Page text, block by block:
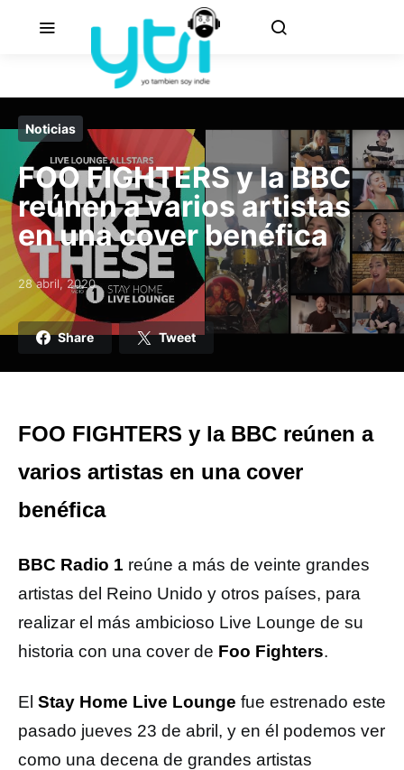
Noticias
FOO FIGHTERS y la BBC
reúnen a varios artistas
en una cover benéfica
Posted on
28 abril, 2020
Share Tweet
FOO FIGHTERS y la BBC reúnen a
varios artistas en una cover
benéfica
BBC Radio 1 reúne a más de veinte grandes
artistas del Reino Unido y otros países, para
realizar el más ambicioso Live Lounge de su
historia con una cover de Foo Fighters.
El Stay Home Live Lounge fue estrenado este
pasado jueves 23 de abril, y en él podemos ver
como una decena de grandes artistas